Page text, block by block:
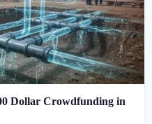
Dollar Crowdfunding in